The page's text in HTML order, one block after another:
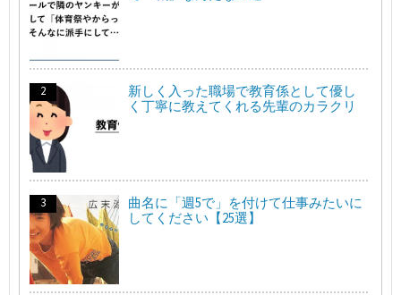
新しく入った職場で教育係として優し
く丁寧に教えてくれる先輩のカラクリ
曲名に「週5で」を付けて仕事みたいに
してください【25選】